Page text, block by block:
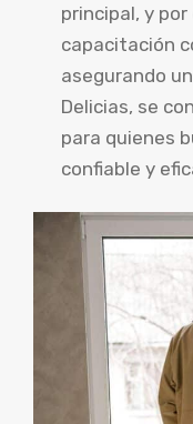
principal, y
capacitación
asegurando
Delicias, se
para quienes
confiable y